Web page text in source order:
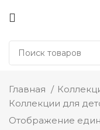
Главная
Коллекции для
Отображение